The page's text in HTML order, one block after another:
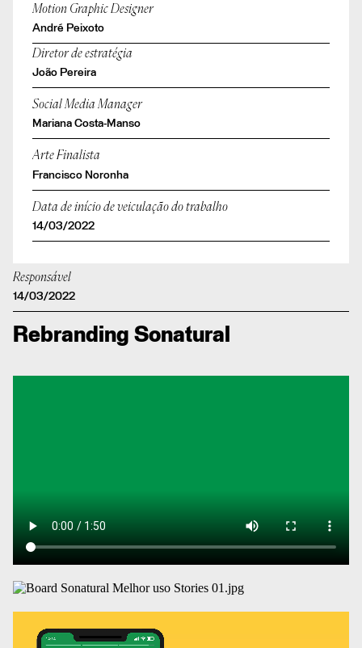
Motion Graphic Designer
André Peixoto
Diretor de estratégia
João Pereira
Social Media Manager
Mariana Costa-Manso
Arte Finalista
Francisco Noronha
Data de início de veiculação do trabalho
14/03/2022
Responsável
14/03/2022
Rebranding Sonatural